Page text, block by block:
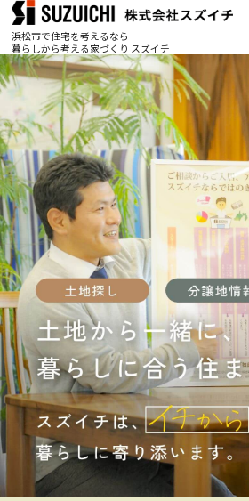
浜松市で住宅を考えるなら
暮らしから考える家づくり スズイチ